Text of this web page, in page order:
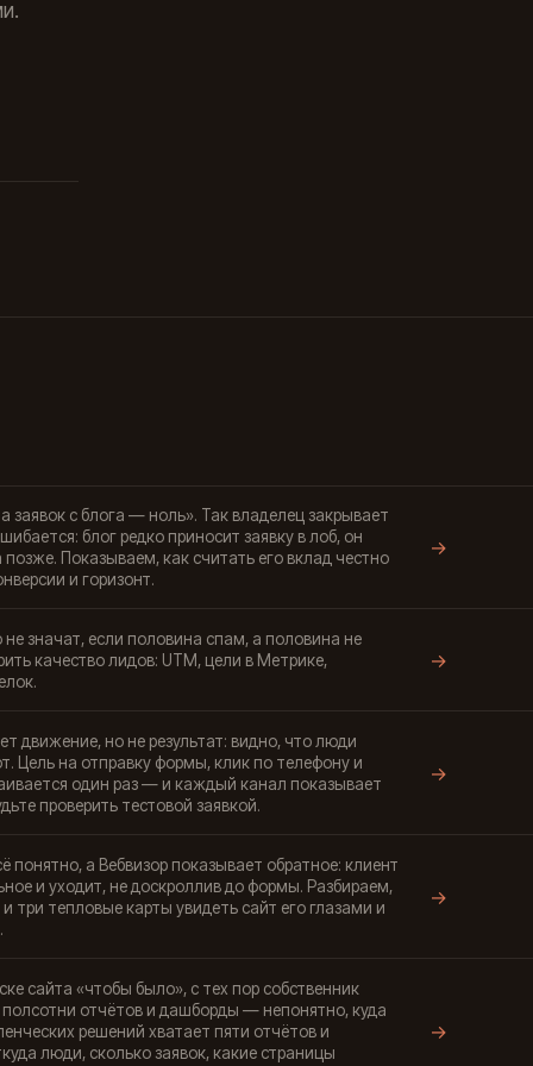
заявок с блога — ноль». Так владелец закрывает
блог редко приносит заявку в лоб, он
Показываем, как считать его вклад честно
и горизонт.
→
значат, если половина спам, а половина не
качество лидов: UTM, цели в Метрике,
→
движение, но не результат: видно, что люди
Цель на отправку формы, клик по телефону и
один раз — и каждый канал показывает
проверить тестовой заявкой.
→
понятно, а Вебвизор показывает обратное: клиент
и уходит, не доскроллив до формы. Разбираем,
и три тепловые карты увидеть сайт его глазами и
→
сайта «чтобы было», с тех пор собственник
отчётов и дашборды — непонятно, куда
решений хватает пяти отчётов и
люди, сколько заявок, какие страницы
→